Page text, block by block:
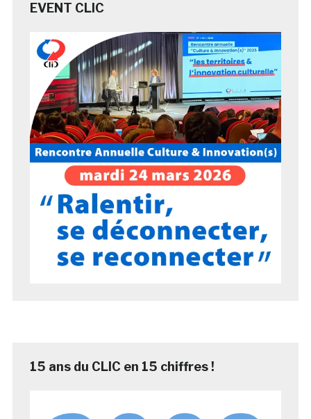
EVENT CLIC
15 ans du CLIC en 15 chiffres !